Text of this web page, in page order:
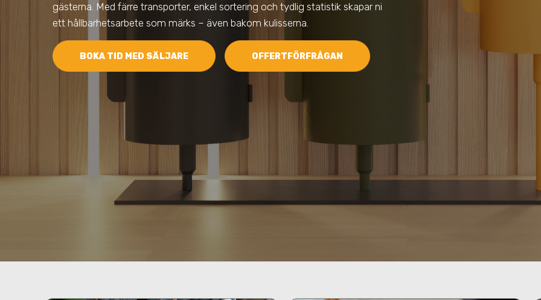
gästerna. Med färre transporter, enkel sortering och tydlig statistik skapar ni
ett hållbarhetsarbete som märks – även bakom kulisserna.
BOKA TID MED SÄLJARE OFFERTFÖRFRÅGAN